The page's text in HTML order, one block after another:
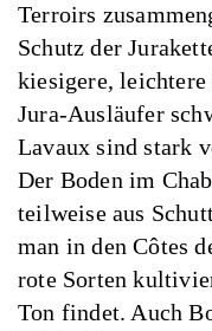
Terroirs
Schutz der
kiesigere, leichtere
Jura-Ausläufer
Lavaux sind stark
Der Boden im
teilweise aus
man in den Côtes
rote Sorten
Ton findet. Auch